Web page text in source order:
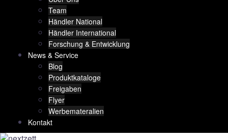
Team
Händler National
Händler International
Forschung & Entwicklung
News & Service
Blog
Produktkataloge
Freigaben
Flyer
Werbemateralien
Kontakt